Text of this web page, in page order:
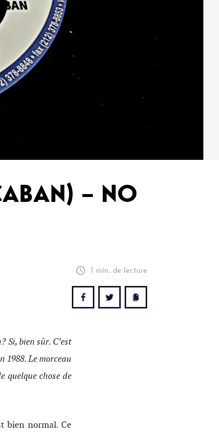
– NO
1 min. de lecture
Si, bien sûr. C’est
1988. Le morceau
quelque chose de
bien normal. Ce